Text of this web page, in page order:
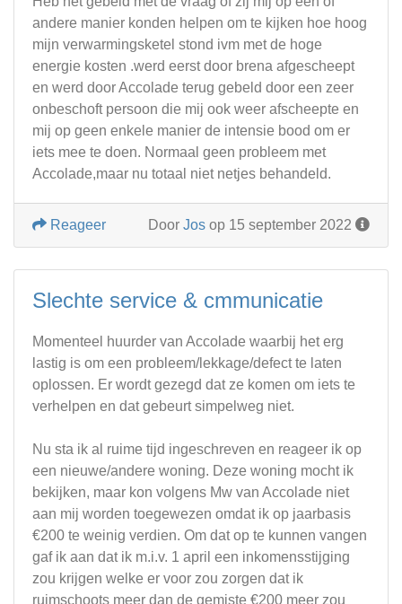
andere manier konden helpen om te kijken hoe hoog
mijn verwarmingsketel stond ivm met de hoge
energie kosten .werd eerst door brena afgescheept
en werd door Accolade terug gebeld door een zeer
onbeschoft persoon die mij ook weer afscheepte en
mij op geen enkele manier de intensie bood om er
iets mee te doen. Normaal geen probleem met
Accolade,maar nu totaal niet netjes behandeld.
Door Jos op 15 september 2022
Reageer
Slechte service & cmmunicatie
Momenteel huurder van Accolade waarbij het erg
lastig is om een probleem/lekkage/defect te laten
oplossen. Er wordt gezegd dat ze komen om iets te
verhelpen en dat gebeurt simpelweg niet.
Nu sta ik al ruime tijd ingeschreven en reageer ik op
een nieuwe/andere woning. Deze woning mocht ik
bekijken, maar kon volgens Mw van Accolade niet
aan mij worden toegewezen omdat ik op jaarbasis
€200 te weinig verdien. Om dat op te kunnen vangen
gaf ik aan dat ik m.i.v. 1 april een inkomensstijging
zou krijgen welke er voor zou zorgen dat ik
ruimschoots meer dan de gemiste €200 meer zou